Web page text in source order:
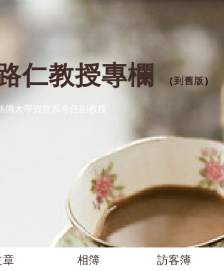
仁教授專欄 （到舊版 ）
傳大學資管系專任副教授
章 相簿 訪客簿